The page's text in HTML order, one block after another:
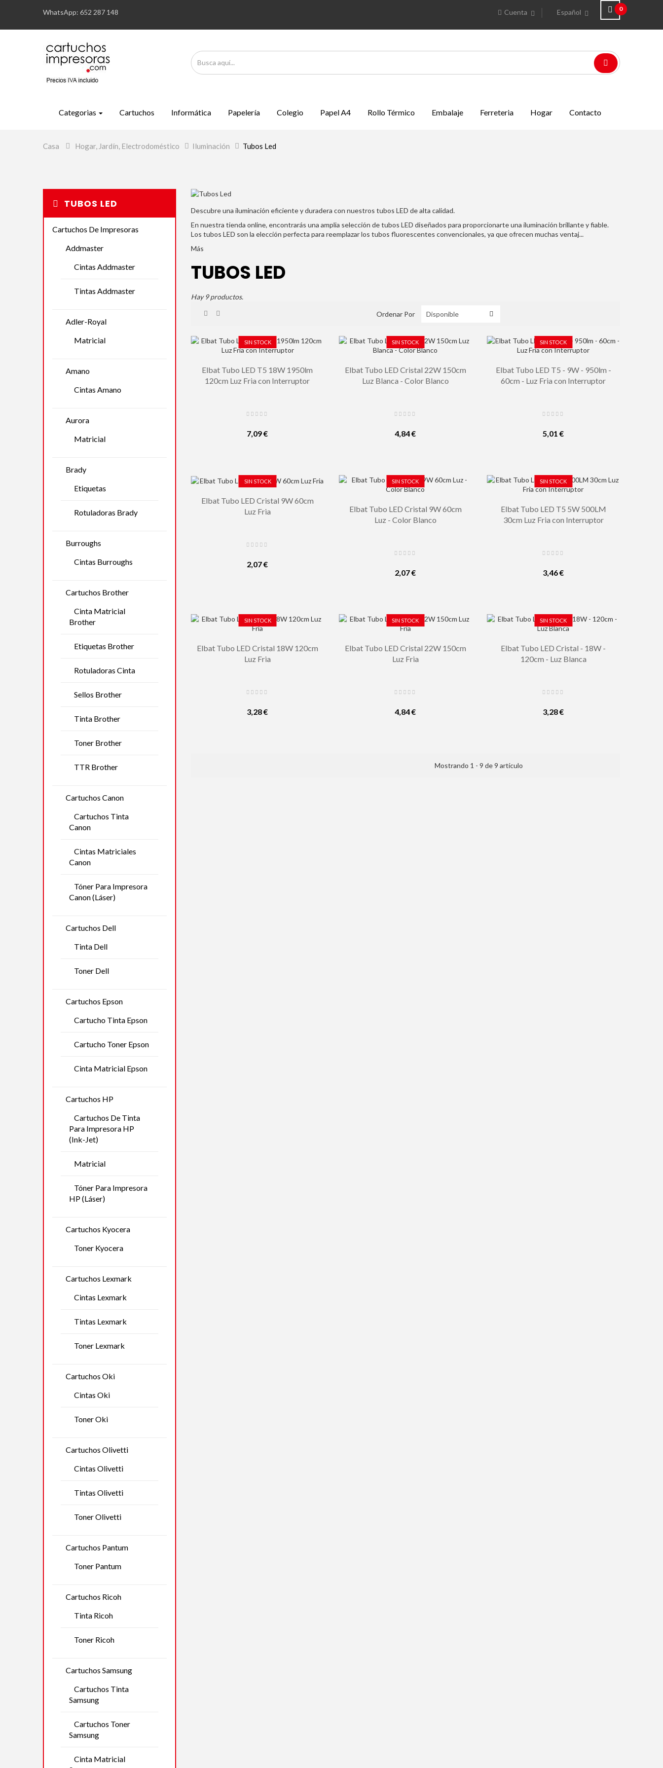
WhatsApp: 652 287 148 0
Español
Cuenta
Categorias Cartuchos Informática Papelería Colegio Papel A4 Rollo Térmico Embalaje Ferreteria Hogar Contacto
Casa > Hogar, Jardín, Electrodoméstico > Iluminación > Tubos Led
TUBOS LED
Cartuchos De Impresoras
Addmaster
Cintas Addmaster
Tintas Addmaster
Adler-Royal
Matricial
Amano
Cintas Amano
Aurora
Matricial
Brady
Etiquetas
Rotuladoras Brady
Burroughs
Cintas Burroughs
Cartuchos Brother
Cinta Matricial
Brother
Etiquetas Brother
Rotuladoras Cinta
Sellos Brother
Tinta Brother
Toner Brother
TTR Brother
Cartuchos Canon
Cartuchos Tinta
Canon
Cintas Matriciales
Canon
Tóner Para Impresora
Canon (Láser)
Cartuchos Dell
Tinta Dell
Toner Dell
Cartuchos Epson
Cartucho Tinta Epson
Cartucho Toner Epson
Cinta Matricial Epson
Cartuchos HP
Cartuchos De Tinta
Para Impresora HP
(Ink-Jet)
Matricial
Tóner Para Impresora
HP (Láser)
Cartuchos Kyocera
Toner Kyocera
Cartuchos Lexmark
Cintas Lexmark
Tintas Lexmark
Toner Lexmark
Cartuchos Oki
Cintas Oki
Toner Oki
Cartuchos Olivetti
Cintas Olivetti
Tintas Olivetti
Toner Olivetti
Cartuchos Pantum
Toner Pantum
Cartuchos Ricoh
Tinta Ricoh
Toner Ricoh
Cartuchos Samsung
Cartuchos Tinta
Samsung
Cartuchos Toner
Samsung
Cinta Matricial
Descubre una iluminación eficiente y duradera con nuestros tubos LED de alta calidad.
En nuestra tienda online, encontrarás una amplia selección de tubos LED diseñados para proporcionarte una iluminación brillante y fiable.
Los tubos LED son la elección perfecta para reemplazar los tubos fluorescentes convencionales, ya que ofrecen muchas ventaj...
Más
TUBOS LED
Hay 9 productos.
Ordenar Por
SIN STOCK
Elbat Tubo LED T5 18W 1950lm
120cm Luz Fria con Interruptor
7,09 €
SIN STOCK
Elbat Tubo LED Cristal 22W 150cm
Luz Blanca - Color Blanco
4,84 €
SIN STOCK
Elbat Tubo LED T5 - 9W - 950lm -
60cm - Luz Fria con Interruptor
5,01 €
SIN STOCK
Elbat Tubo LED Cristal 9W 60cm
Luz Fria
2,07 €
SIN STOCK
Elbat Tubo LED Cristal 9W 60cm
Luz - Color Blanco
2,07 €
SIN STOCK
Elbat Tubo LED T5 5W 500LM
30cm Luz Fria con Interruptor
3,46 €
SIN STOCK
Elbat Tubo LED Cristal 18W 120cm
Luz Fria
3,28 €
SIN STOCK
Elbat Tubo LED Cristal 22W 150cm
Luz Fria
4,84 €
SIN STOCK
Elbat Tubo LED Cristal - 18W -
120cm - Luz Blanca
3,28 €
Mostrando 1 - 9 de 9 artículo